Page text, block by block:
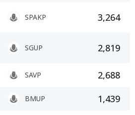
SPAKP 3,264
SGUP 2,819
SAVP 2,688
BMUP 1,439